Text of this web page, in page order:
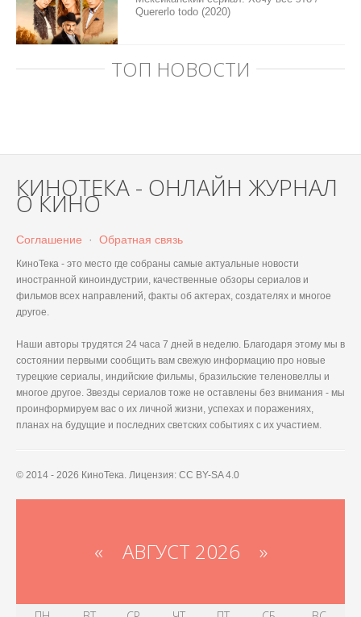
Quererlo todo (2020)
ТОП НОВОСТИ
КИНОТЕКА - ОНЛАЙН ЖУРНАЛ
О КИНО
Соглашение · Обратная связь
КиноТека - это место где собраны самые актуальные новости
иностранной киноиндустрии, качественные обзоры сериалов и
фильмов всех направлений, факты об актерах, создателях и многое
другое.
Наши авторы трудятся 24 часа 7 дней в неделю. Благодаря этому мы в
состоянии первыми сообщить вам свежую информацию про новые
турецкие сериалы, индийские фильмы, бразильские теленовеллы и
многое другое. Звезды сериалов тоже не оставлены без внимания - мы
проинформируем вас о их личной жизни, успехах и поражениях,
планах на будущие и последних светских событиях с их участием.
© 2014 - 2026 КиноТека. Лицензия: CC BY-SA 4.0
« АВГУСТ 2026 »